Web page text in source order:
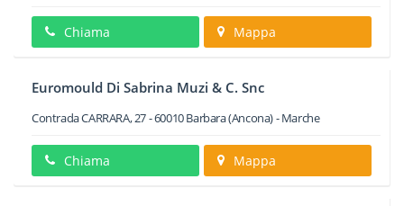
Chiama Mappa
Euromould Di Sabrina Muzi & C. Snc
Contrada CARRARA, 27-60010Barbara(Ancona) -Marche
Chiama Mappa